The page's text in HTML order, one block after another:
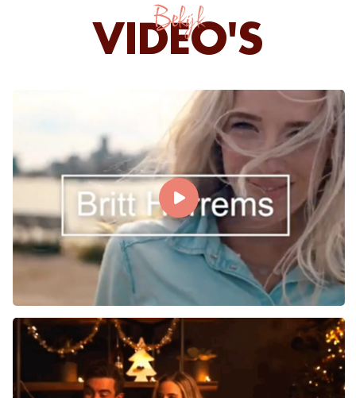
Bekijk
VIDEO'S